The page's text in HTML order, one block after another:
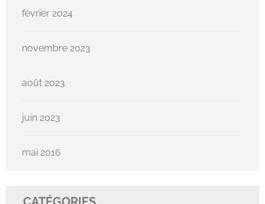
février 2024
novembre 2023
août 2023
juin 2023
mai 2016